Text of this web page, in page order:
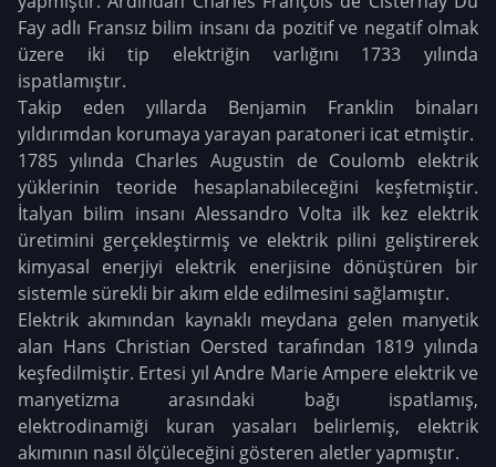
Fay adlı Fransız bilim insanı da pozitif ve negatif olmak
üzere iki tip elektriğin varlığını 1733 yılında
ispatlamıştır.
Takip eden yıllarda Benjamin Franklin binaları
yıldırımdan korumaya yarayan paratoneri icat etmiştir.
1785 yılında Charles Augustin de Coulomb elektrik
yüklerinin teoride hesaplanabileceğini keşfetmiştir.
İtalyan bilim insanı Alessandro Volta ilk kez elektrik
üretimini gerçekleştirmiş ve elektrik pilini geliştirerek
kimyasal enerjiyi elektrik enerjisine dönüştüren bir
sistemle sürekli bir akım elde edilmesini sağlamıştır.
Elektrik akımından kaynaklı meydana gelen manyetik
alan Hans Christian Oersted tarafından 1819 yılında
keşfedilmiştir. Ertesi yıl Andre Marie Ampere elektrik ve
manyetizma arasındaki bağı ispatlamış,
elektrodinamiği kuran yasaları belirlemiş, elektrik
akımının nasıl ölçüleceğini gösteren aletler yapmıştır.